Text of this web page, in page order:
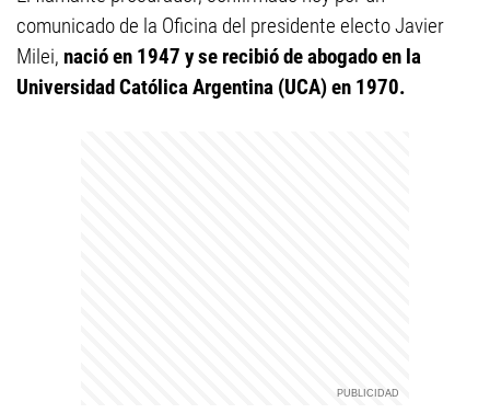
comunicado de la Oficina del presidente electo Javier
Milei, nació en 1947 y se recibió de abogado en la
Universidad Católica Argentina (UCA) en 1970.